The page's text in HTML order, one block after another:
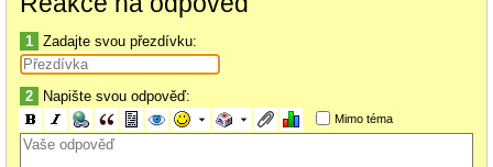
1 Zadajte svou přezdívku:
2 Napište svou odpověď:
Mimo téma